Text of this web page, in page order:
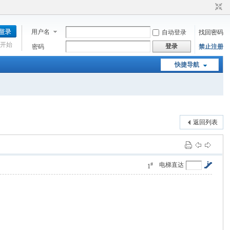
用户名 自动登录
找回密码
密码
登录 禁止注册
始
快捷导航
返回列表
电梯直达
1#